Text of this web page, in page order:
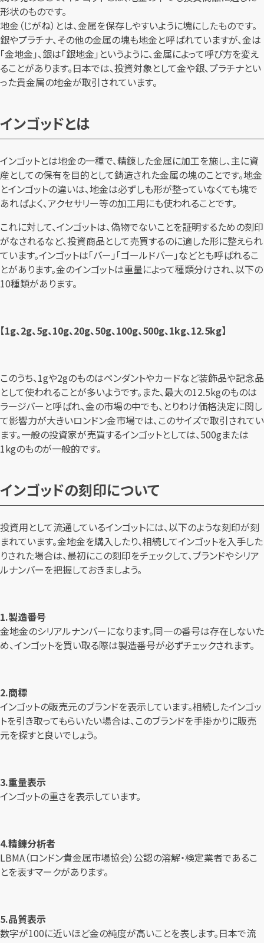
形状のものです。
地金（じがね）とは、金属を保存しやすいように塊にしたものです。
銀やプラチナ、その他の金属の塊も地金と呼ばれていますが、金は
「金地金」、銀は「銀地金」というように、金属によって呼び方を変え
ることがあります。日本では、投資対象として金や銀、プラチナとい
った貴金属の地金が取引されています。
インゴッドとは
インゴットとは地金の一種で、精錬した金属に加工を施し、主に資
産としての保有を目的として鋳造された金属の塊のことです。地金
とインゴットの違いは、地金は必ずしも形が整っていなくても塊で
あればよく、アクセサリー等の加工用にも使われることです。
これに対して、インゴットは、偽物でないことを証明するための刻印
がなされるなど、投資商品として売買するのに適した形に整えられ
ています。インゴットは「バー」「ゴールドバー」などとも呼ばれるこ
とがあります。金のインゴットは重量によって種類分けされ、以下の
10種類があります。
【1g、2g、5g、10g、20g、50g、100g、500g、1kg、12.5kg】
このうち、1gや2gのものはペンダントやカードなど装飾品や記念品
として使われることが多いようです。また、最大の12.5kgのものは
ラージバーと呼ばれ、金の市場の中でも、とりわけ価格決定に関し
て影響力が大きいロンドン金市場では、このサイズで取引されてい
ます。一般の投資家が売買するインゴットとしては、500gまたは
1kgのものが一般的です。
インゴッドの刻印について
投資用として流通しているインゴットには、以下のような刻印が刻
まれています。金地金を購入したり、相続してインゴットを入手した
りされた場合は、最初にこの刻印をチェックして、ブランドやシリア
ルナンバーを把握しておきましよう。
1.製造番号
金地金のシリアルナンバーになります。同一の番号は存在しないた
め、インゴットを買い取る際は製造番号が必ずチェックされます。
2.商標
インゴットの販売元のブランドを表示しています。相続したインゴッ
トを引き取ってもらいたい場合は、このブランドを手掛かりに販売
元を探すと良いでしょう。
3.重量表示
インゴットの重さを表示しています。
4.精錬分析者
LBMA（ロンドン貴金属市場協会）公認の溶解・検定業者であるこ
とを表すマークがあります。
5.品質表示
数字が100に近いほど金の純度が高いことを表します。日本で流